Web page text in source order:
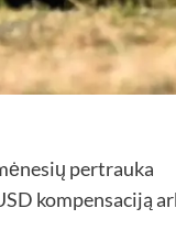
pertrauka
kompensaciją